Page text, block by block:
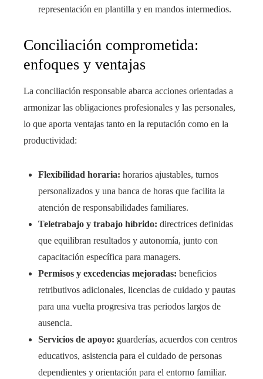
representación en plantilla y en mandos intermedios.
Conciliación comprometida:
enfoques y ventajas
La conciliación responsable abarca acciones orientadas a
armonizar las obligaciones profesionales y las personales,
lo que aporta ventajas tanto en la reputación como en la
productividad:
Flexibilidad horaria: horarios ajustables, turnos
personalizados y una banca de horas que facilita la
atención de responsabilidades familiares.
Teletrabajo y trabajo híbrido: directrices definidas
que equilibran resultados y autonomía, junto con
capacitación específica para managers.
Permisos y excedencias mejoradas: beneficios
retributivos adicionales, licencias de cuidado y pautas
para una vuelta progresiva tras periodos largos de
ausencia.
Servicios de apoyo: guarderías, acuerdos con centros
educativos, asistencia para el cuidado de personas
dependientes y orientación para el entorno familiar.